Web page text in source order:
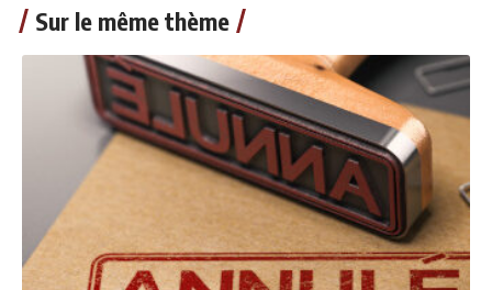
Sur le même thème